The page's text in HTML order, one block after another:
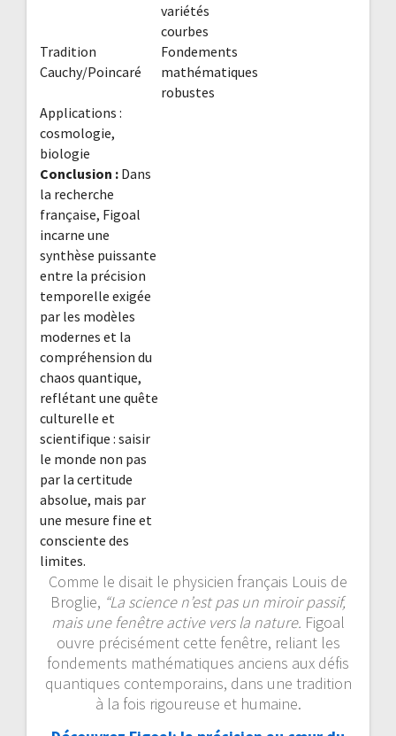
variétés
courbes
Tradition
Cauchy/Poincaré
Fondements
mathématiques
robustes
Applications :
cosmologie,
biologie
Conclusion : Dans
la recherche
française, Figoal
incarne une
synthèse puissante
entre la précision
temporelle exigée
par les modèles
modernes et la
compréhension du
chaos quantique,
reflétant une quête
culturelle et
scientifique : saisir
le monde non pas
par la certitude
absolue, mais par
une mesure fine et
consciente des
limites.
Comme le disait le physicien français Louis de
Broglie, “La science n’est pas un miroir passif,
mais une fenêtre active vers la nature. Figoal
ouvre précisément cette fenêtre, reliant les
fondements mathématiques anciens aux défis
quantiques contemporains, dans une tradition
à la fois rigoureuse et humaine.